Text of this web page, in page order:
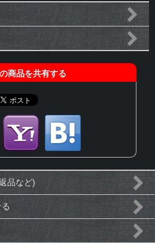
商品を共有する
品など)